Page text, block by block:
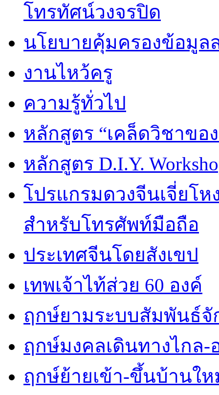
โทรทัศน์วงจรปิด
นโยบายคุ้มครองข้อมูล
งานไหว้ครู
ความรู้ทั่วไป
หลักสูตร “เคล็ดวิชาขอ
หลักสูตร D.I.Y.
โปรแกรมดวงจีนเจี่ยโห
สำหรับโทรศัพท์มือถือ
ประเทศจีนโดยสังเขป
เทพเจ้าไท้ส่วย 60 องค์
ฤกษ์ยามระบบสัมพันธ์จั
ฤกษ์มงคลเดินทางไกล-
ฤกษ์ย้ายเข้า-ขึ้นบ้านใ